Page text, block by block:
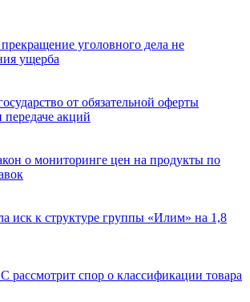
уголовного дела не
ущерба
от обязательной оферты
акций
о мониторинге цен на продукты по
иск к структуре группы «Илим» на 1,8
рассмотрит спор о классификации товара